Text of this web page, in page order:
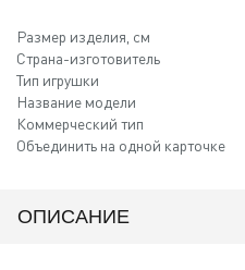
Размер изделия, см
Страна-изготовитель
Тип игрушки
Название модели
Коммерческий тип
Объединить на одной карточке
ОПИСАНИЕ